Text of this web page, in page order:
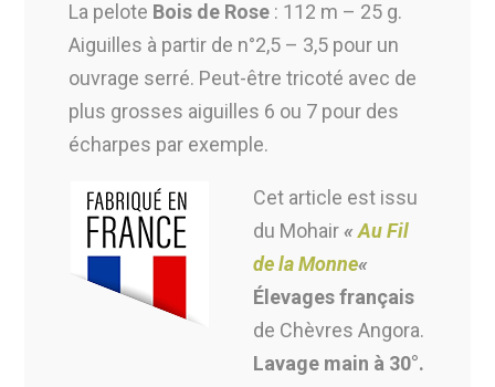
La pelote Bois de Rose : 112 m – 25 g.
Aiguilles à partir de n°2,5 – 3,5 pour un
ouvrage serré. Peut-être tricoté avec de
plus grosses aiguilles 6 ou 7 pour des
écharpes par exemple.
Cet article est issu
du Mohair«Au Fil
de la Monne«
Élevages français
de Chèvres Angora.
Lavage main à 30°.